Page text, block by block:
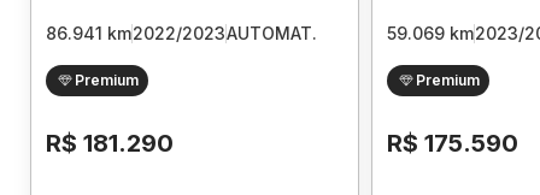
86.941 km2022/2023AUTOMAT.
Premium
R$ 181.290
59.069 km2023/
Premium
R$ 175.590